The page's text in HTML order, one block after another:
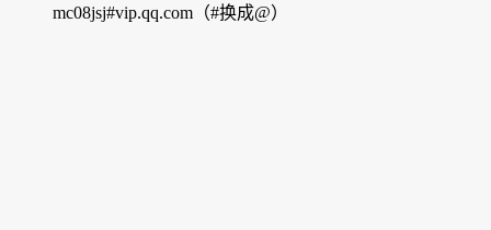
mc08jsj#vip.qq.com（#换成@）